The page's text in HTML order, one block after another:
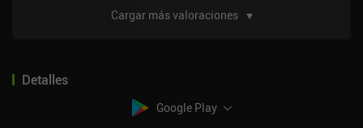
Cargar más valoraciones
Detalles
Google Play